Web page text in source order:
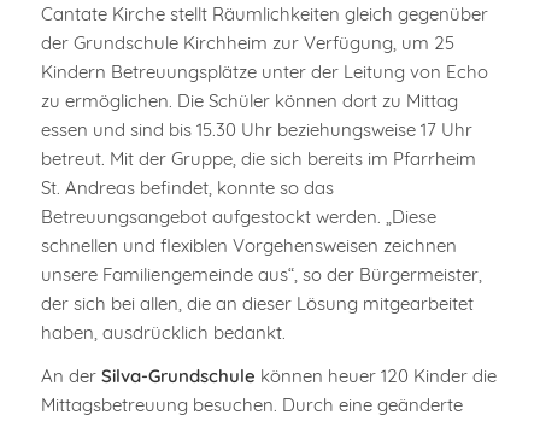
Cantate Kirche stellt Räumlichkeiten gleich gegenüber
der Grundschule Kirchheim zur Verfügung, um 25
Kindern Betreuungsplätze unter der Leitung von Echo
zu ermöglichen. Die Schüler können dort zu Mittag
essen und sind bis 15.30 Uhr beziehungsweise 17 Uhr
betreut. Mit der Gruppe, die sich bereits im Pfarrheim
St. Andreas befindet, konnte so das
Betreuungsangebot aufgestockt werden. „Diese
schnellen und flexiblen Vorgehensweisen zeichnen
unsere Familiengemeinde aus“, so der Bürgermeister,
der sich bei allen, die an dieser Lösung mitgearbeitet
haben, ausdrücklich bedankt.
An der Silva-Grundschule können heuer 120 Kinder die
Mittagsbetreuung besuchen. Durch eine geänderte